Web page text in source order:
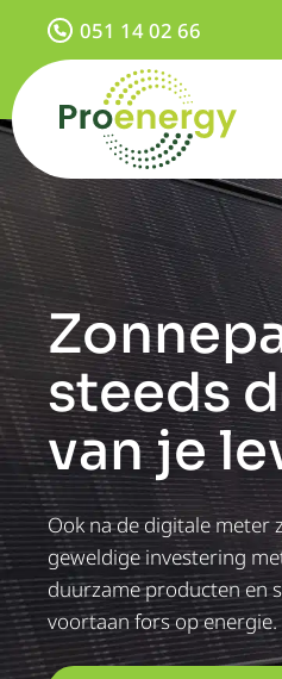
051 14 02 66
steeds
van je
Ook na de digitale meter
geweldige investering
duurzame producten en
voortaan fors op energie.